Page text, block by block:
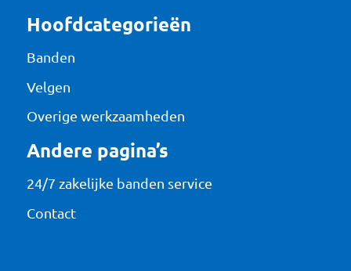
Hoofdcategorieën
Banden
Velgen
Overige werkzaamheden
Andere pagina’s
24/7 zakelijke banden service
Contact